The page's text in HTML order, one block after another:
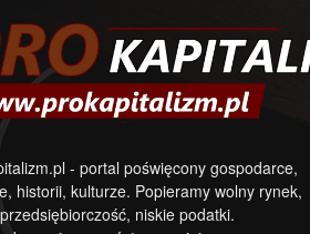
- portal poświęcony gospodarce,
historii, kulturze. Popieramy wolny rynek,
niskie podatki.